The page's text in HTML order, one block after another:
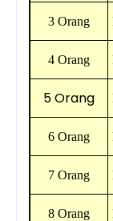
3 Orang
4 Orang
5 Orang
6 Orang
7 Orang
8 Orang